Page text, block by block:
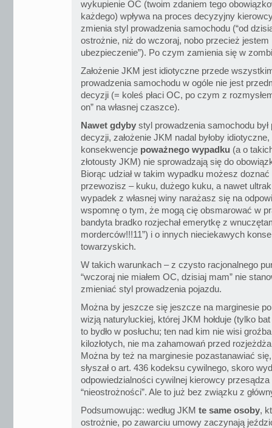
wykupienie OC (twoim zdaniem tego
każdego) wpływa na proces decyzyjny
zmienia styl prowadzenia samochodu (“od
ostrożnie, niż do wczoraj, nobo przecież
ubezpieczenie”). Po czym zamienia się w
Założenie JKM jest idiotyczne przede
prowadzenia samochodu w ogóle nie jest
decyzji (= koleś płaci OC, po czym z
on” na własnej czaszce).
Nawet gdyby styl prowadzenia samochodu
decyzji, założenie JKM nadal byłoby
konsekwencje poważnego wypadku (a o
złotousty JKM) nie sprowadzają się do
Biorąc udział w takim wypadku możesz
przewozisz – kuku, dużego kuku, a nawet
wypadek z własnej winy narażasz się na
wspomnę o tym, że mogą cię obsmarować w
bandyta bradko rozjechał emerytkę z
morderców!!!11”) i o innych nieciekawych
towarzyskich.
W takich warunkach – z czysto racjonalnego
“wczoraj nie miałem OC, dzisiaj mam” nie
zmieniać styl prowadzenia pojazdu.
Można by jeszcze się jeszcze na marginesie
wizją naturyluckiej, której JKM hołduje (tylko
to bydło w posłuchu; ten nad kim nie wisi
kilozłotych, nie ma zahamowań przed
Można by też na marginesie pozastanawiać
słyszał o art. 436 kodeksu cywilnego, skoro
odpowiedzialności cywilnej kierowcy przesądza
“nieostrożności”. Ale to już bez związku z
Podsumowując: według JKM te same osoby,
ostrożnie, po zawarciu umowy zaczynają